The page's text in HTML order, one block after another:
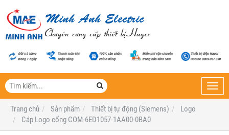
Trang chủ
Sản phẩm Thiết bị tự động (Siemens)
Logo
Cáp Logo cổng COM-6ED1057-1AA00-0BA0